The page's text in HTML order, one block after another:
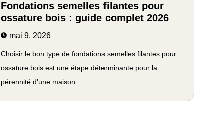
Fondations semelles filantes pour
ossature bois : guide complet 2026
mai 9, 2026
Choisir le bon type de fondations semelles filantes pour
ossature bois est une étape déterminante pour la
pérennité d'une maison...